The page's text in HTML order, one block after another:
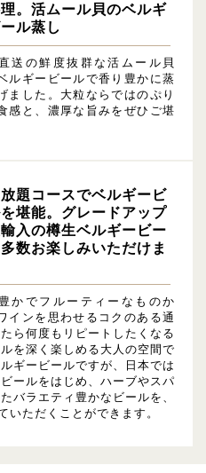
。活ムール貝のベルギ
ル蒸し
送の鮮度抜群な活ムール貝
ルギービールで香り豊かに蒸
ました。大粒ならではのぷり
感と、濃厚な旨みをぜひご堪
題コースでベルギービ
堪能。グレードアップ
入の樽生ベルギービー
数お楽しみいただけま
かでフルーティーなものか
インを思わせるコクのある通
ら何度もリピートしたくなる
を深く楽しめる大人の空間で
ギービールですが、日本では
ールをはじめ、ハーブやスパ
バラエティ豊かなビールを、
いただくことができます。